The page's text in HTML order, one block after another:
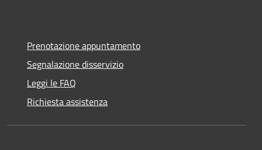
Prenotazione appuntamento
Segnalazione disservizio
Leggi le FAQ
Richiesta assistenza